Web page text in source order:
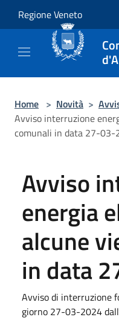
Regione Veneto
Home > Novità >
Avviso interruzione
comunali in data 27-03-
Avviso
energia
alcune
in data
Avviso di interruzione
giorno 27-03-2024